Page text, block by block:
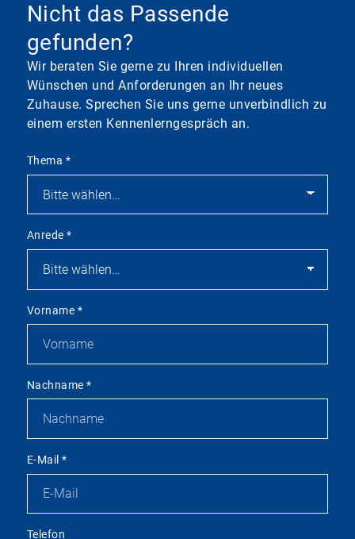
Nicht das Passende
gefunden?
Wir beraten Sie gerne zu Ihren individuellen
Wünschen und Anforderungen an Ihr neues
Zuhause. Sprechen Sie uns gerne unverbindlich zu
einem ersten Kennenlerngespräch an.
Thema *
Anrede*
Vorname *
Nachname*
E-Mail*
Telefon